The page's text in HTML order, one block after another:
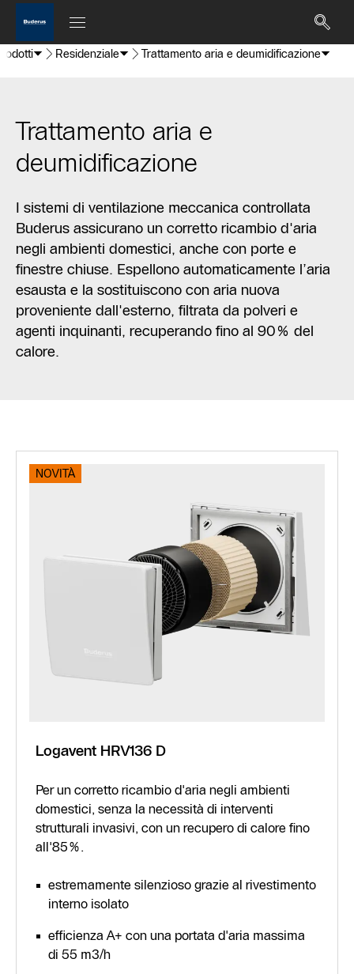
Residenziale Trattamento aria e deumidificazione
Trattamento aria e
deumidificazione
I sistemi di ventilazione meccanica controllata
Buderus assicurano un corretto ricambio d'aria
negli ambienti domestici, anche con porte e
finestre chiuse. Espellono automaticamente l’aria
esausta e la sostituiscono con aria nuova
proveniente dall'esterno, filtrata da polveri e
agenti inquinanti, recuperando fino al 90% del
calore.
NOVITÀ
Logavent HRV136 D
Per un corretto ricambio d'aria negli ambienti
domestici, senza la necessità di interventi
strutturali invasivi, con un recupero di calore fino
all'85%.
estremamente silenzioso grazie al rivestimento
interno isolato
efficienza A+ con una portata d'aria massima
di 55 m3/h